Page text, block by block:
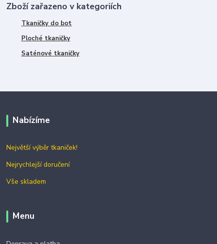
Zboží zařazeno v kategoriích
Tkaničky do bot
Ploché tkaničky
Saténové tkaničky
Nabízíme
Největší výběr tkaniček!
Nejrychlejší doručení
Vše skladem
Menu